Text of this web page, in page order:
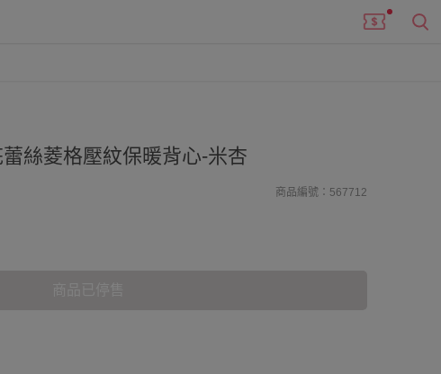
絲菱格壓紋保暖背心-米杏
商品編號：567712